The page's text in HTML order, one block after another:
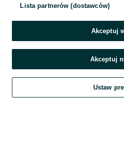
Szukaj Obserwujesz
Lista partnerów (dostawców)
Akceptuj
Akceptuj
Ustaw